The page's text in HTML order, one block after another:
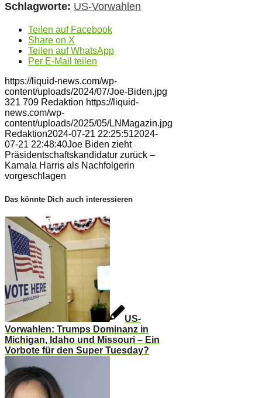
Schlagworte: US-Vorwahlen
Teilen auf Facebook
Share on X
Teilen auf WhatsApp
Per E-Mail teilen
https://liquid-news.com/wp-
content/uploads/2024/07/Joe-Biden.jpg
321 709 Redaktion https://liquid-
news.com/wp-
content/uploads/2025/05/LNMagazin.jpg
Redaktion2024-07-21 22:25:512024-
07-21 22:48:40Joe Biden zieht
Präsidentschaftskandidatur zurück –
Kamala Harris als Nachfolgerin
vorgeschlagen
Das könnte Dich auch interessieren
US-
Vorwahlen: Trumps Dominanz in
Michigan, Idaho und Missouri – Ein
Vorbote für den Super Tuesday?